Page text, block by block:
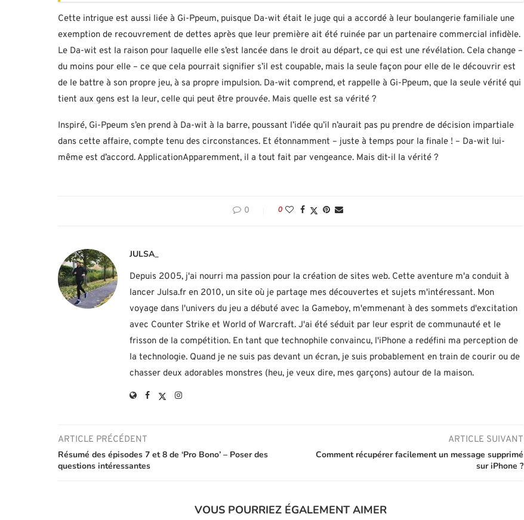
Cette intrigue est aussi liée à Gi-Ppeum, puisque Da-wit était le juge qui a accordé à leur boulangerie familiale une
exemption de recouvrement de dettes après que leur première ait été ruinée par un partenaire commercial infidèle.
Le Da-wit est la raison pour laquelle elle s’est lancée dans le droit au départ, ce qui est une révélation. Cela change –
du moins pour elle – ce que cela pourrait signifier s’il est coupable, mais la seule façon pour elle de le découvrir est
de le battre à son propre jeu, à sa propre impulsion. Da-wit comprend, et rappelle à Gi-Ppeum, que la seule vérité qui
tient aux gens est la leur, celle qui peut être prouvée. Mais quelle est sa vérité ?
Inspiré, Gi-Ppeum s’en prend à Da-wit à la barre, poussant l’idée qu’il n’aurait pas pu prendre de décision impartiale
dans cette affaire, compte tenu des circonstances. Et étonnamment – juste à temps pour la finale ! – Da-wit lui-
même est d’accord. ApplicationApparemment, il a tout fait par vengeance. Mais dit-il la vérité ?
0 0
JULSA_
Depuis 2005, j'ai nourri ma passion pour la création de sites web. Cette aventure m'a conduit à
lancer Julsa.fr en 2010, un site où je partage mes découvertes et sujets m'intéressant. Mon
voyage dans l'univers du jeu a débuté avec la Gameboy, m'emmenant à des sommets d'excitation
avec Counter Strike et World of Warcraft. J'ai été séduit par leur esprit de communauté et le
frisson de la compétition. En tant que technophile convaincu, l'iPhone a redéfini ma perception de
la technologie. Quand je ne suis pas devant un écran, je suis probablement en train de courir ou de
chasser deux adorables monstres (heu, je veux dire, mes garçons) autour de la maison.
ARTICLE PRÉCÉDENT
Résumé des épisodes 7 et 8 de ‘Pro Bono’ – Poser des
questions intéressantes
ARTICLE SUIVANT
Comment récupérer facilement un message supprimé
sur iPhone ?
VOUS POURRIEZ ÉGALEMENT AIMER